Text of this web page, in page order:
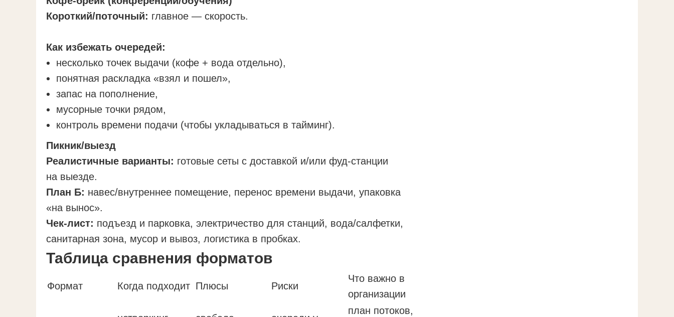
Короткий/поточный: главное — скорость.
Как избежать очередей:
несколько точек выдачи (кофе + вода отдельно),
понятная раскладка «взял и пошел»,
запас на пополнение,
мусорные точки рядом,
контроль времени подачи (чтобы укладываться в тайминг).
Пикник/выезд
Реалистичные варианты: готовые сеты с доставкой и/или фуд-станции
на выезде.
План Б: навес/внутреннее помещение, перенос времени выдачи, упаковка
«на вынос».
Чек-лист: подъезд и парковка, электричество для станций, вода/салфетки,
санитарная зона, мусор и вывоз, логистика в пробках.
Таблица сравнения форматов
Формат Когда подходит Плюсы Риски
Что важно в
организации
план потоков,